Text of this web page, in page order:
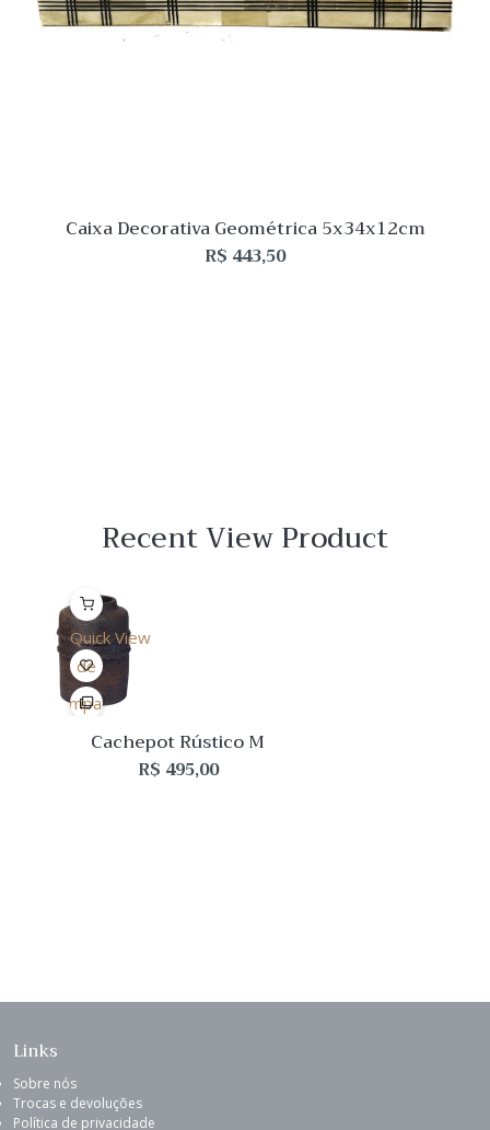
Caixa Decorativa Geométrica 5x34x12cm
R$ 443,50
Recent View Product
Quick View
Lista
de
Desejo
Comparar
ViewCachepot Rústico M
R$ 495,00
Links
Sobre nós
Trocas e devoluções
Política de privacidade